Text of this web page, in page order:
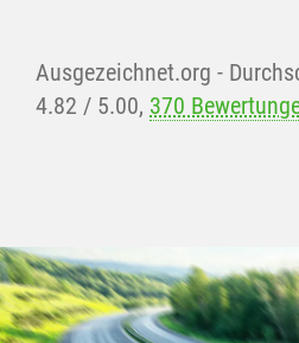
Ausgezeichnet.org -
4.82 / 5.00, 370